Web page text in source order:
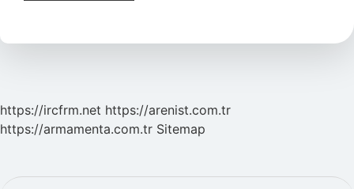
Fazlasi
https://ircfrm.net https://arenist.com.tr
https://armamenta.com.tr Sitemap